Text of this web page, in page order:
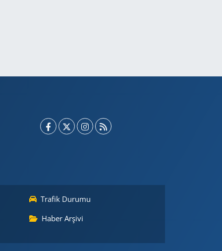
Trafik Durumu
Haber Arşivi